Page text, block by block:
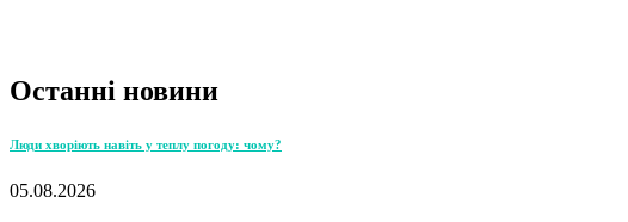
Останні новини
Люди хворіють навіть у теплу погоду: чому?
05.08.2026